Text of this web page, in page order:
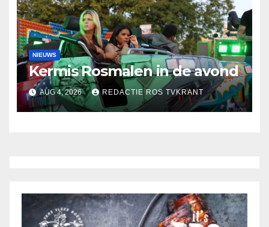
NIEUWS
Kermis Rosmalen in de avond
AUG 4, 2026 REDACTIE ROS TVKRANT